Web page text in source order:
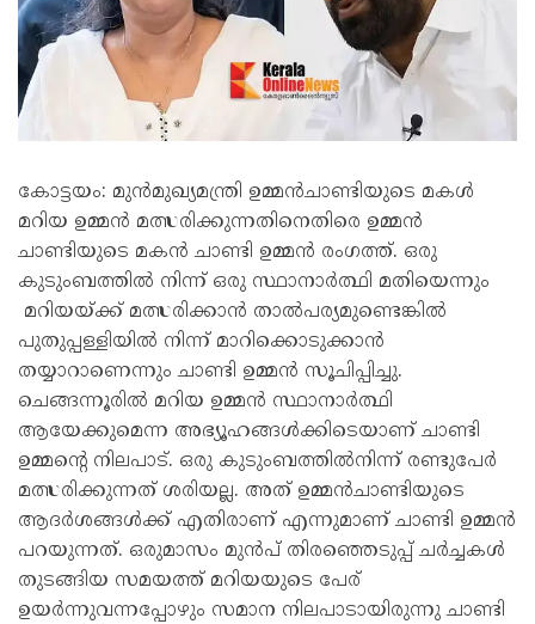
കോട്ടയം: മുന്‍മുഖ്യമന്ത്രി ഉമ്മന്‍ചാണ്ടിയുടെ മകള്‍
മറിയ ഉമ്മന്‍ മത്സരിക്കുന്നതിനെതിരെ ഉമ്മൻ
ചാണ്ടിയുടെ മകൻ ചാണ്ടി ഉമ്മൻ രംഗത്ത്. ഒരു
കുടുംബത്തില്‍ നിന്ന് ഒരു സ്ഥാനാര്‍ത്ഥി മതിയെന്നും
മറിയയ്ക്ക് മത്സരിക്കാന്‍ താല്‍പര്യമുണ്ടെങ്കില്‍
പുതുപ്പള്ളിയില്‍ നിന്ന് മാറിക്കൊടുക്കാന്‍
തയ്യാറാണെന്നും ചാണ്ടി ഉമ്മന്‍ സൂചിപ്പിച്ചു.
ചെങ്ങന്നൂരില്‍ മറിയ ഉമ്മന്‍ സ്ഥാനാര്‍ത്ഥി
ആയേക്കുമെന്ന അഭ്യൂഹങ്ങള്‍ക്കിടെയാണ് ചാണ്ടി
ഉമ്മന്റെ നിലപാട്. ഒരു കുടുംബത്തില്‍നിന്ന് രണ്ടുപേര്‍
മത്സരിക്കുന്നത് ശരിയല്ല. അത് ഉമ്മന്‍ചാണ്ടിയുടെ
ആദര്‍ശങ്ങള്‍ക്ക് എതിരാണ് എന്നുമാണ് ചാണ്ടി ഉമ്മന്‍
പറയുന്നത്. ഒരുമാസം മുന്‍പ് തിരഞ്ഞെടുപ്പ് ചര്‍ച്ചകള്‍
തുടങ്ങിയ സമയത്ത് മറിയയുടെ പേര്
ഉയര്‍ന്നുവന്നപ്പോഴും സമാന നിലപാടായിരുന്നു ചാണ്ടി